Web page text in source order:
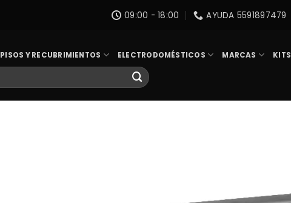
09:00 - 18:00 AYUDA 5591897479
PISOS Y RECUBRIMIENTOS ELECTRODOMÉSTICOS MARCAS KITS